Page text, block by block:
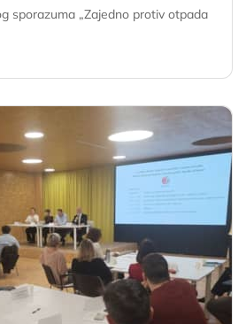
sporazuma „Zajedno protiv otpada